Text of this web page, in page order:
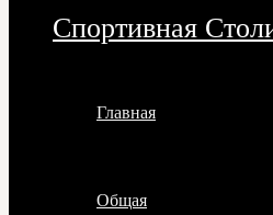
Спортивная
Главная
Общая